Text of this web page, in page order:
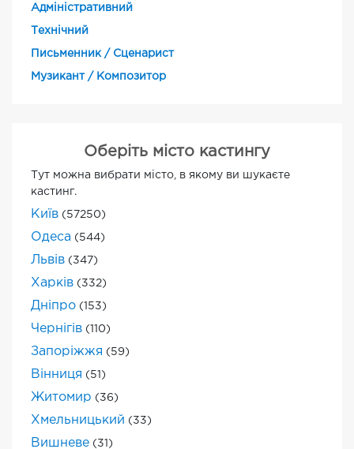
Адміністративний
Технічний
Письменник / Сценарист
Музикант / Композитор
Оберіть місто кастингу
Тут можна вибрати місто, в якому ви шукаєте
кастинг.
Київ (57250)
Одеса (544)
Львів (347)
Харків (332)
Дніпро (153)
Чернігів (110)
Запоріжжя (59)
Вінниця (51)
Житомир (36)
Хмельницький (33)
Вишневе (31)